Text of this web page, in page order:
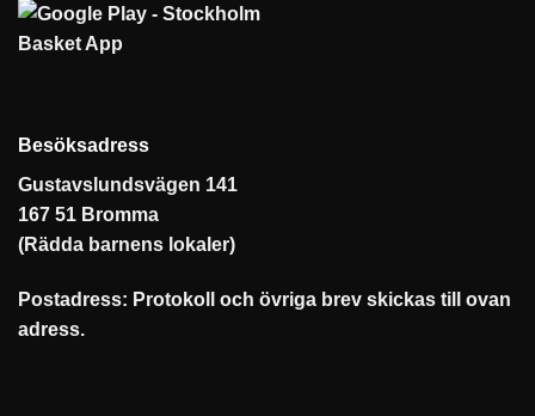
Besöksadress
Gustavslundsvägen 141
167 51 Bromma
(Rädda barnens lokaler)
Postadress: Protokoll och övriga brev skickas till ovan
adress.